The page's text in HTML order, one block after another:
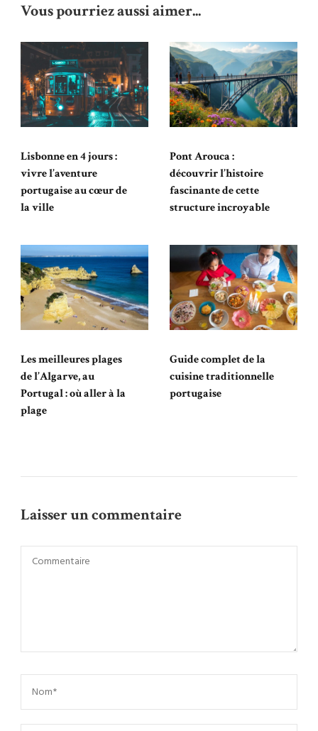
Vous pourriez aussi aimer...
Lisbonne en 4 jours :
vivre l’aventure
portugaise au cœur de
la ville
Pont Arouca :
découvrir l’histoire
fascinante de cette
structure incroyable
Les meilleures plages
de l’Algarve, au
Portugal : où aller à la
plage
Guide complet de la
cuisine traditionnelle
portugaise
Laisser un commentaire